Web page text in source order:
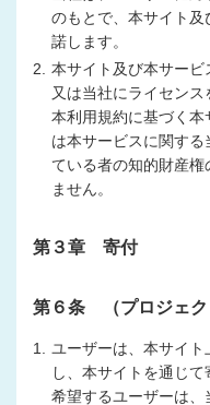
のもとで、本サイト
諾します。
2.
本サイト及び本サー
又は当社にライセンス
本利用規約に基づく本
は本サービスに関す
ている者の知的財産
ません。
第３章 寄付
第６条 （プロジェク
1.
ユーザーは、本サイ
し、本サイトを通じ
希望するユーザーは、